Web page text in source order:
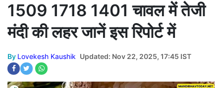
1509 1718 1401 चावल में तेजी
मंदी की लहर जानें इस रिपोर्ट में
By Lovekesh Kaushik Updated: Nov 22, 2025, 17:45 IST